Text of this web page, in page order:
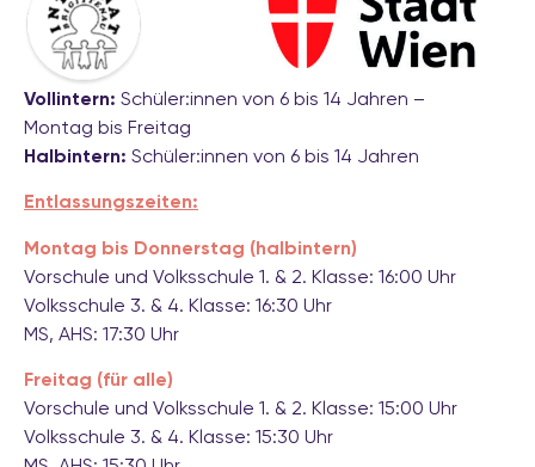
Vollintern: Schüler:innen von 6 bis 14 Jahren –
Montag bis Freitag
Halbintern: Schüler:innen von 6 bis 14 Jahren
Entlassungszeiten:
Montag bis Donnerstag (halbintern)
Vorschule und Volksschule 1. & 2. Klasse: 16:00 Uhr
Volksschule 3. & 4. Klasse: 16:30 Uhr
MS, AHS: 17:30 Uhr
Freitag (für alle)
Vorschule und Volksschule 1. & 2. Klasse: 15:00 Uhr
Volksschule 3. & 4. Klasse: 15:30 Uhr